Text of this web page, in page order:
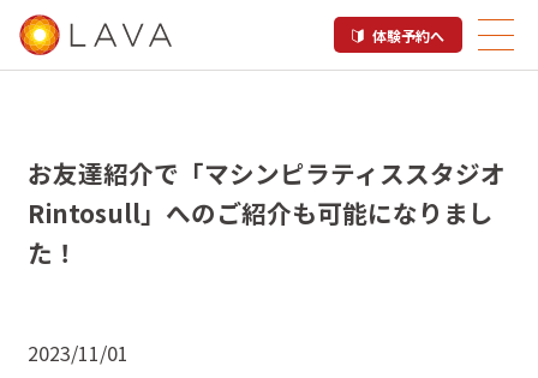
体験予約へ
お友達紹介で「マシンピラティススタジオ
Rintosull」へのご紹介も可能になりまし
た！
2023/11/01